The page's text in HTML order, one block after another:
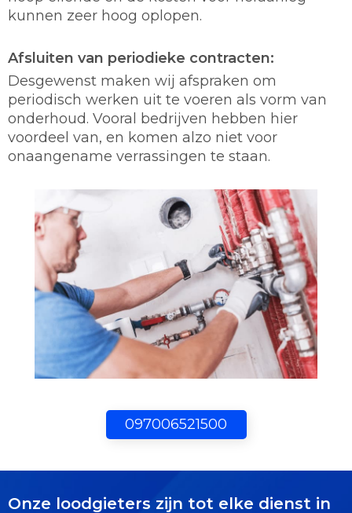
097006521500
kunnen zeer hoog oplopen.
Afsluiten van periodieke contracten:
Desgewenst maken wij afspraken om
periodisch werken uit te voeren als vorm van
onderhoud. Vooral bedrijven hebben hier
voordeel van, en komen alzo niet voor
onaangename verrassingen te staan.
Onze loodgieters zijn tot elke dienst in